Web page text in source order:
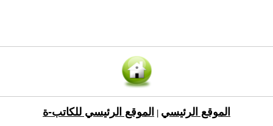
الموقع الرئيسي الموقع الرئيسي للكاتب-ة